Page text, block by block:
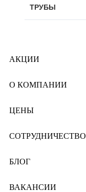
ТРУБЫ
АКЦИИ
О КОМПАНИИ
ЦЕНЫ
СОТРУДНИЧЕСТВО
БЛОГ
ВАКАНСИИ